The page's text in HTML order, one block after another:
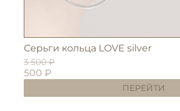
Серьги кольца LOVE silver
3 500 ₽
500 ₽
ПЕРЕЙТИ